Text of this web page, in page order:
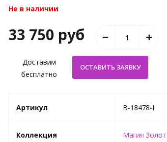
Не в наличии
33 750 руб
Доставим
бесплатно
Артикул B-18478-I
Коллекция Магия